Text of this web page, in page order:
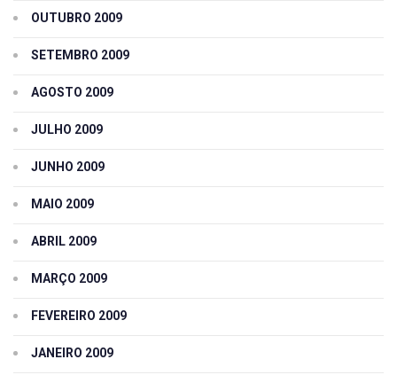
OUTUBRO 2009
SETEMBRO 2009
AGOSTO 2009
JULHO 2009
JUNHO 2009
MAIO 2009
ABRIL 2009
MARÇO 2009
FEVEREIRO 2009
JANEIRO 2009